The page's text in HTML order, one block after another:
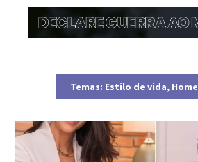
Temas: Estilo de vida, Home